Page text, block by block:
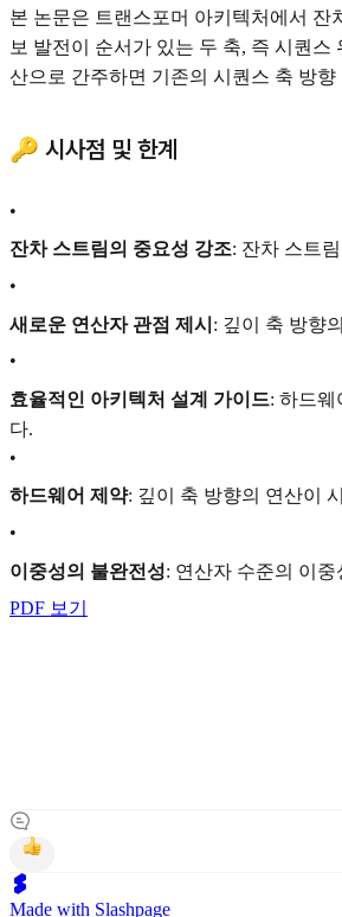
본 논문은 트랜스포머 아키텍처에서 잔
보 발전이 순서가 있는 두 축, 즉 시퀀
산으로 간주하면 기존의 시퀀스 축 방
🔑 시사점 및 한계
•
잔차 스트림의 중요성 강조: 잔차 스트
•
새로운 연산자 관점 제시 : 깊이 축 방향
•
효율적인 아키텍처 설계 가이드: 하드웨
다.
•
하드웨어 제약: 깊이 축 방향의 연산이
•
이중성의 불완전성: 연산자 수준의 이
PDF 보기
Made with Slashpage